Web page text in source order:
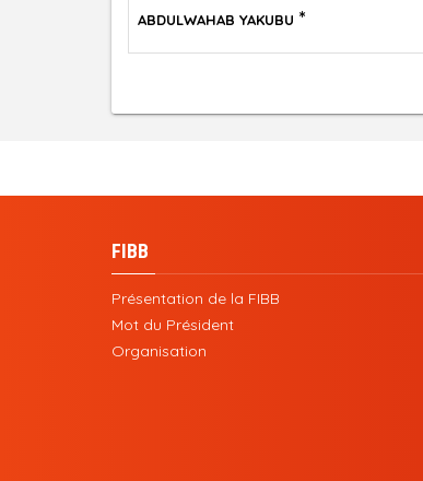
ABDULWAHAB YAKUBU *
FIBB
Présentation de la FIBB
Mot du Président
Organisation